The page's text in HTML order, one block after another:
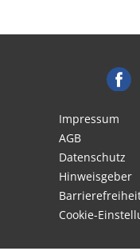
Impressum
AGB
Datenschutz
Hinweisgeber
Cookie-